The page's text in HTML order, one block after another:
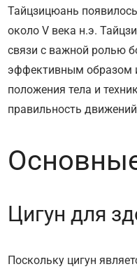
Тайцзицюань
около V века н.э.
связи с важной ролью
эффективным образом
положения тела и
правильность
Цигун для
Поскольку цигун